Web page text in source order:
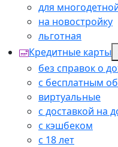
для
на новостройку
льготная
Кредитные карты
без справок о
с бесплатным
виртуальные
с доставкой на
с кэшбеком
с 18 лет